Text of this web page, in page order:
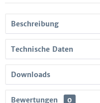
Beschreibung
Technische Daten
Downloads
Bewertungen 0